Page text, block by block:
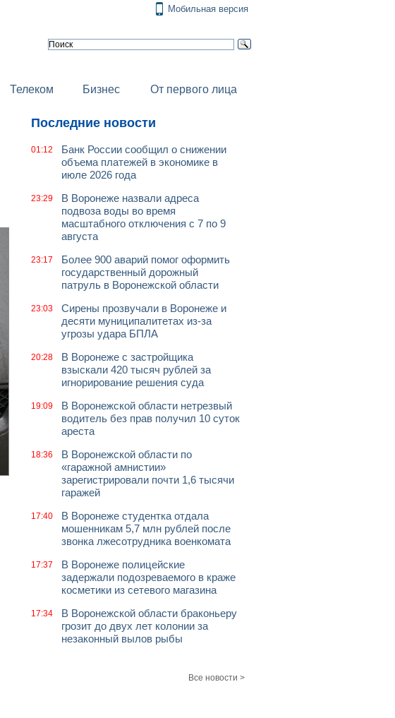
Мобильная версия
Телеком Бизнес От первого лица
Последние новости
01:12
Банк России сообщил о снижении
объема платежей в экономике в
июле 2026 года
23:29
В Воронеже назвали адреса
подвоза воды во время
масштабного отключения с 7 по 9
августа
23:17
Более 900 аварий помог оформить
государственный дорожный
патруль в Воронежской области
23:03
Сирены прозвучали в Воронеже и
десяти муниципалитетах из-за
угрозы удара БПЛА
20:28
В Воронеже с застройщика
взыскали 420 тысяч рублей за
игнорирование решения суда
19:09
В Воронежской области нетрезвый
водитель без прав получил 10 суток
ареста
18:36
В Воронежской области по
«гаражной амнистии»
зарегистрировали почти 1,6 тысячи
гаражей
17:40
В Воронеже студентка отдала
мошенникам 5,7 млн рублей после
звонка лжесотрудника военкомата
17:37
В Воронеже полицейские
задержали подозреваемого в краже
косметики из сетевого магазина
17:34
В Воронежской области браконьеру
грозит до двух лет колонии за
незаконный вылов рыбы
Все новости >